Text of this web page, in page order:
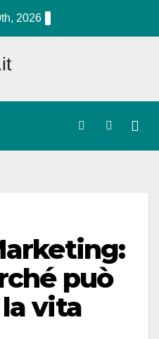
2026
può
vita